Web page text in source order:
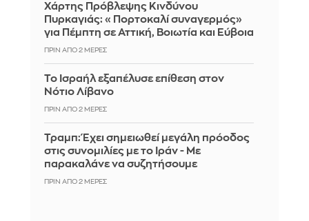
Χάρτης Πρόβλεψης Κινδύνου
Πυρκαγιάς: «Πορτοκαλί συναγερμός»
για Πέμπτη σε Αττική, Βοιωτία και Εύβοια
ΠΡΙΝ ΑΠΌ 2 ΜΈΡΕΣ
Το Ισραήλ εξαπέλυσε επίθεση στον
Νότιο Λίβανο
ΠΡΙΝ ΑΠΌ 2 ΜΈΡΕΣ
Τραμπ: Έχει σημειωθεί μεγάλη πρόοδος
στις συνομιλίες με το Ιράν - Με
παρακαλάνε να συζητήσουμε
ΠΡΙΝ ΑΠΌ 2 ΜΈΡΕΣ